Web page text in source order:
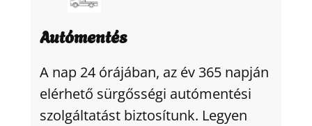
Autómentés
A nap 24 órájában, az év 365 napján
elérhető sürgősségi autómentési
szolgáltatást biztosítunk. Legyen